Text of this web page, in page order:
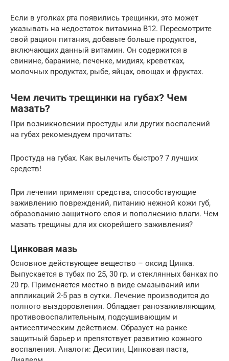
Если в уголках рта появились трещинки, это может
указывать на недостаток витамина В12. Пересмотрите
свой рацион питания, добавьте больше продуктов,
включающих данный витамин. Он содержится в
свинине, баранине, печенке, мидиях, креветках,
молочных продуктах, рыбе, яйцах, овощах и фруктах.
Чем лечить трещинки на губах? Чем
мазать?
При возникновении простуды или других воспалений
на губах рекомендуем прочитать:
Простуда на губах. Как вылечить быстро? 7 лучших
средств!
При лечении применят средства, способствующие
заживлению повреждений, питанию нежной кожи губ,
образованию защитного слоя и пополнению влаги. Чем
мазать трещины для их скорейшего заживления?
Цинковая мазь
Основное действующее вещество – оксид Цинка.
Выпускается в тубах по 25, 30 гр. и стеклянных банках по
20 гр. Применяется местно в виде смазываний или
аппликаций 2-5 раз в сутки. Лечение производится до
полного выздоровления. Обладает ранозаживляющим,
противовоспалительным, подсушивающим и
антисептическим действием. Образует на ранке
защитный барьер и препятствует развитию кожного
воспаления. Аналоги: Деситин, Цинковая паста,